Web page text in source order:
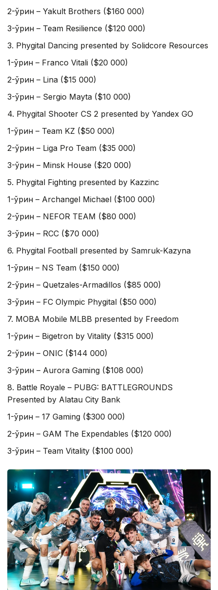
2-ўрин – Yakult Brothers ($160 000)
3-ўрин – Team Resilience ($120 000)
3. Phygital Dancing presented by Solidcore Resources
1-ўрин – Franco Vitali ($20 000)
2-ўрин – Lina ($15 000)
3-ўрин – Sergio Mayta ($10 000)
4. Phygital Shooter CS 2 presented by Yandex GO
1-ўрин – Team KZ ($50 000)
2-ўрин – Liga Pro Team ($35 000)
3-ўрин – Minsk House ($20 000)
5. Phygital Fighting presented by Kazzinc
1-ўрин – Archangel Michael ($100 000)
2-ўрин – NEFOR TEAM ($80 000)
3-ўрин – RCC ($70 000)
6. Phygital Football presented by Samruk-Kazyna
1-ўрин – NS Team ($150 000)
2-ўрин – Quetzales-Armadillos ($85 000)
3-ўрин – FC Olympic Phygital ($50 000)
7. MOBA Mobile MLBB presented by Freedom
1-ўрин – Bigetron by Vitality ($315 000)
2-ўрин – ONIC ($144 000)
3-ўрин – Aurora Gaming ($108 000)
8. Battle Royale – PUBG: BATTLEGROUNDS
Presented by Alatau City Bank
1-ўрин – 17 Gaming ($300 000)
2-ўрин – GAM The Expendables ($120 000)
3-ўрин – Team Vitality ($100 000)